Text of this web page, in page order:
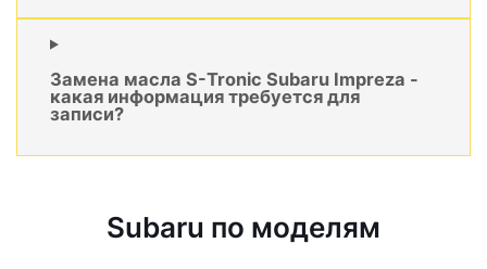
Замена масла S-Tronic Subaru Impreza -
какая информация требуется для
записи?
Subaru по моделям